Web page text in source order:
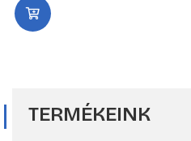
TERMÉKEINK